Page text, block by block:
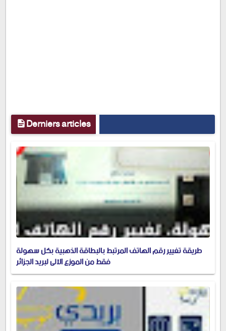
Derniers articles
طريقة تغيير رقم الهاتف المرتبط بالبطاقة الذهبية بكل سهولة
فقط من الموزع الآلي لبريد الجزائر